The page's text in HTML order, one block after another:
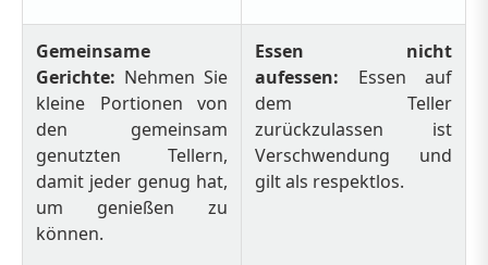
Gemeinsame
Gerichte: Nehmen Sie
kleine Portionen von
den gemeinsam
genutzten Tellern,
damit jeder genug hat,
um genießen zu
können.
Essen nicht
aufessen: Essen auf
dem Teller
zurückzulassen ist
Verschwendung und
gilt als respektlos.